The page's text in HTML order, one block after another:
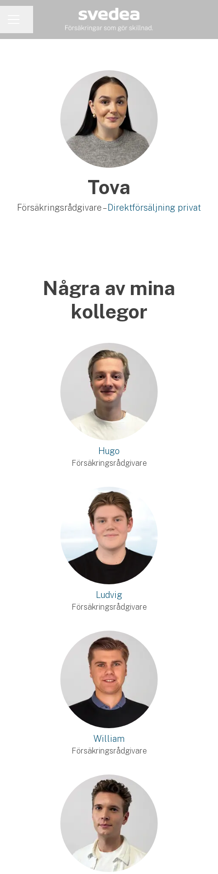
Tova
Försäkringsrådgivare – Direktförsäljning privat
Några av mina
kollegor
Hugo
Försäkringsrådgivare
Ludvig
Försäkringsrådgivare
William
Försäkringsrådgivare